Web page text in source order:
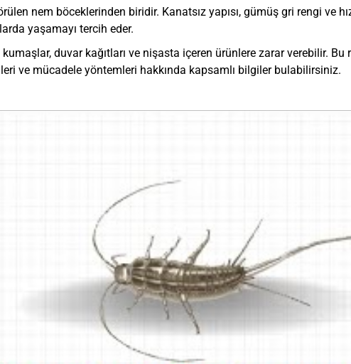
nem böceklerinden biridir. Kanatsız yapısı, gümüş gri rengi ve
yaşamayı tercih eder.
kumaşlar, duvar kağıtları ve nişasta içeren ürünlere zarar verebilir.
ve mücadele yöntemleri hakkında kapsamlı bilgiler bulabilirsiniz.